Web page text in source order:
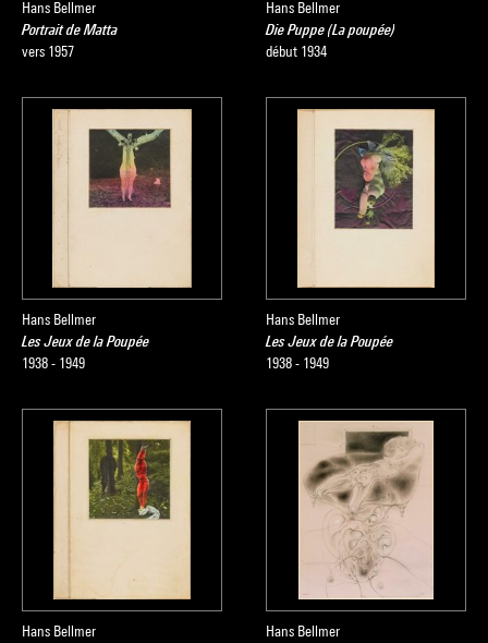
Hans Bellmer
Portrait de Matta
vers 1957
Hans Bellmer
Die Puppe (La poupée)
début 1934
Hans Bellmer
Les Jeux de la Poupée
1938 - 1949
Hans Bellmer
Les Jeux de la Poupée
1938 - 1949
Hans Bellmer
Hans Bellmer